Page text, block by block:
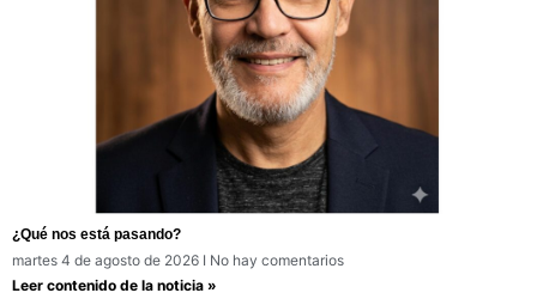
¿Qué nos está pasando?
martes 4 de agosto de 2026
No hay comentarios
Leer contenido de la noticia »